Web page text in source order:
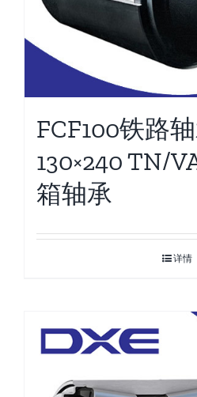
FCF100铁路
130×240 TN/
箱轴承
详情